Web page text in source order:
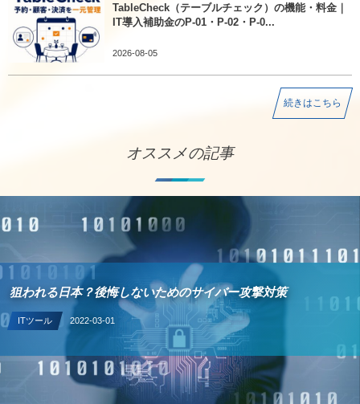
TableCheck（テーブルチェック）の機能・料金｜
IT導入補助金のP-01・P-02・P-0...
2026-08-05
続きはこちら
オススメの記事
狙われる日本？後悔しないためのサイバー攻撃対策
ITツール 2022-03-01